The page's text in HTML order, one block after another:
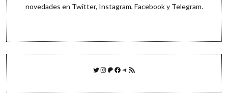
novedades en Twitter, Instagram, Facebooky Telegram.
Twitter
Instagram
Patreon
Facebook
Telegram
Feed RSS